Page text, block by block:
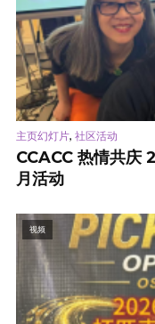
主页幻灯片, 社区活动
CCACC 热情共庆
月活动
视频